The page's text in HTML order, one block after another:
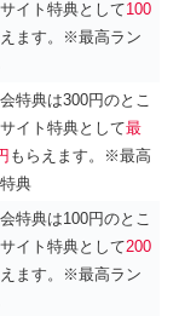
イト特典として100
ます。※最高ラン
特典は300円のとこ
イト特典として最
もらえます。※最高
典
特典は100円のとこ
イト特典として200
ます。※最高ラン